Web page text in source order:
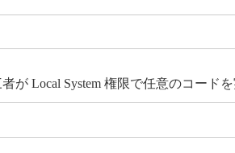
が Local System 権限で任意のコード